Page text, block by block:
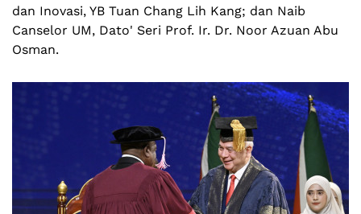
dan Inovasi, YB Tuan Chang Lih Kang; dan Naib
Canselor UM, Dato' Seri Prof. Ir. Dr. Noor Azuan Abu
Osman.